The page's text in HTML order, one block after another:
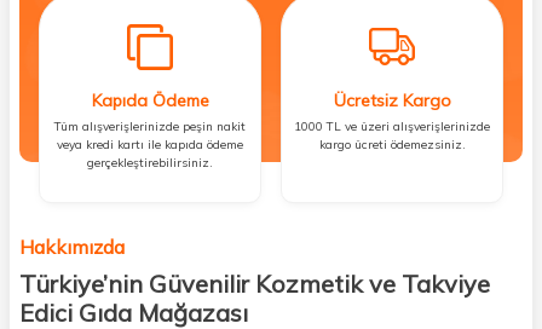
Kapıda Ödeme
Tüm alışverişlerinizde peşin nakit
veya kredi kartı ile kapıda ödeme
gerçekleştirebilirsiniz.
Ücretsiz Kargo
1000 TL ve üzeri alışverişlerinizde
kargo ücreti ödemezsiniz.
Hakkımızda
Türkiye’nin Güvenilir Kozmetik ve Takviye
Edici Gıda Mağazası